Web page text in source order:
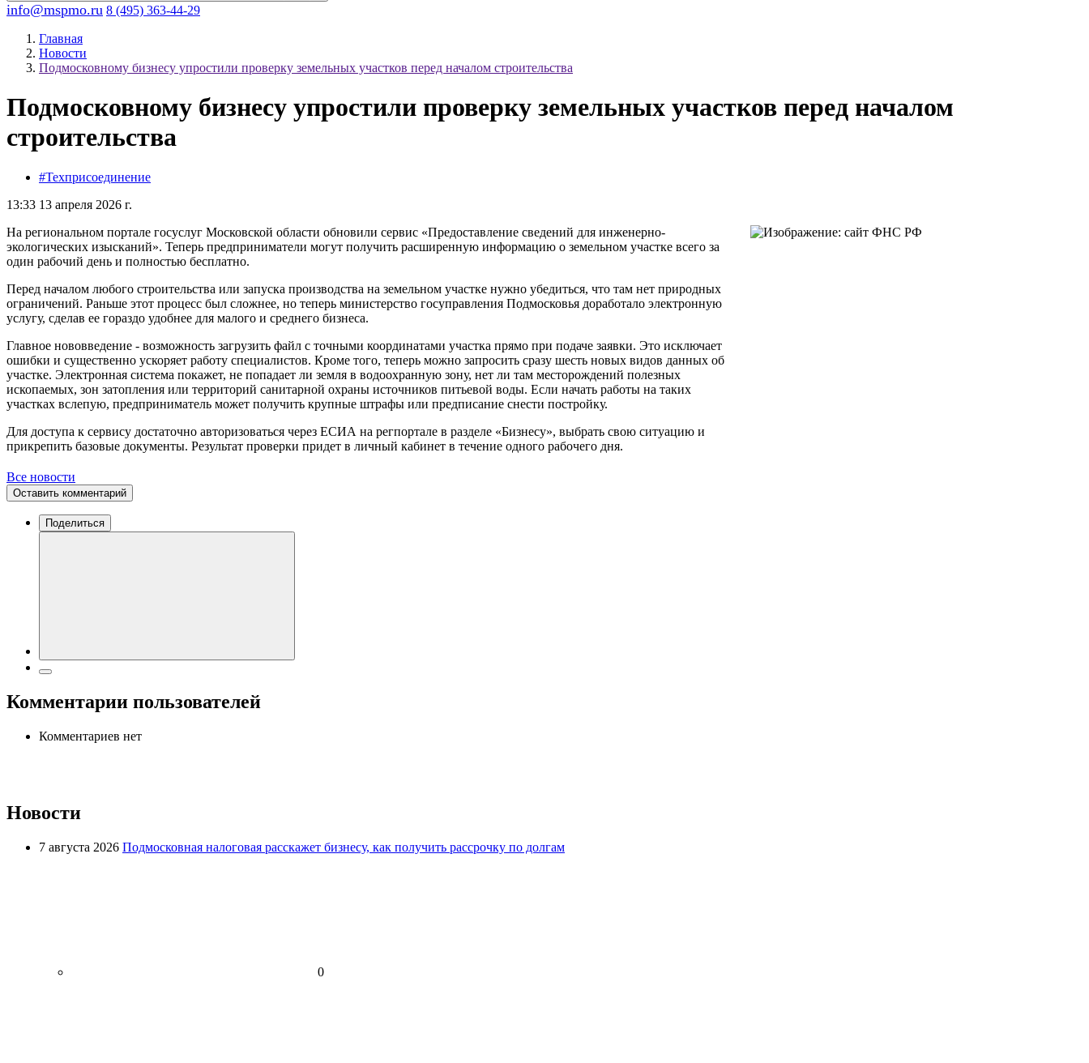
info@mspmo.ru 8 (495) 363-44-29
Главная
Новости
Подмосковному бизнесу упростили проверку земельных участков перед началом строительства
Подмосковному бизнесу упростили проверку земельных участков перед началом
строительства
#Техприсоединение
13:33 13 апреля 2026 г.
На региональном портале госуслуг Московской области обновили сервис «Предоставление сведений для инженерно-
экологических изысканий». Теперь предприниматели могут получить расширенную информацию о земельном участке всего за
один рабочий день и полностью бесплатно.
Перед началом любого строительства или запуска производства на земельном участке нужно убедиться, что там нет природных
ограничений. Раньше этот процесс был сложнее, но теперь министерство госуправления Подмосковья доработало электронную
услугу, сделав ее гораздо удобнее для малого и среднего бизнеса.
Главное нововведение - возможность загрузить файл с точными координатами участка прямо при подаче заявки. Это исключает
ошибки и существенно ускоряет работу специалистов. Кроме того, теперь можно запросить сразу шесть новых видов данных об
участке. Электронная система покажет, не попадает ли земля в водоохранную зону, нет ли там месторождений полезных
ископаемых, зон затопления или территорий санитарной охраны источников питьевой воды. Если начать работы на таких
участках вслепую, предприниматель может получить крупные штрафы или предписание снести постройку.
Для доступа к сервису достаточно авторизоваться через ЕСИА на регпортале в разделе «Бизнесу», выбрать свою ситуацию и
прикрепить базовые документы. Результат проверки придет в личный кабинет в течение одного рабочего дня.
Все новости
Оставить комментарий
Поделиться
Комментарии пользователей
Комментариев нет
Новости
7 августа 2026 Подмосковная налоговая расскажет бизнесу, как получить рассрочку по долгам
0